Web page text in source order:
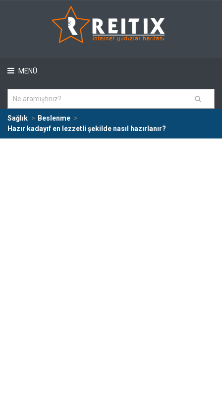
MENÜ
Sağlık
Beslenme
Hazır kadayıf en lezzetli şekilde nasıl hazırlanır?